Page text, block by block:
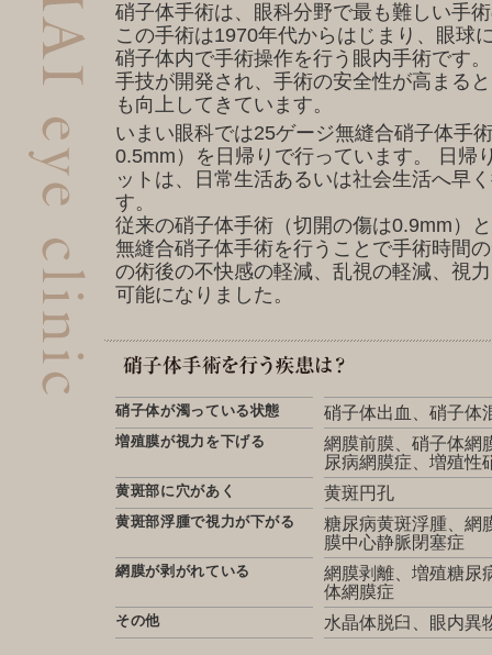
硝子体手術は、眼科分野で最も難しい手
この手術は1970年代からはじまり、眼球
硝子体内で手術操作を行う眼内手術です
手技が開発され、手術の安全性が高まる
も向上してきています。
いまい眼科では25ゲージ無縫合硝子体手
0.5mm）を日帰りで行っています。 日帰
ットは、日常生活あるいは社会生活へ早
す。
従来の硝子体手術（切開の傷は0.9mm）
無縫合硝子体手術を行うことで手術時間
の術後の不快感の軽減、乱視の軽減、視
可能になりました。
硝子体が濁っている状態 硝子体出血、硝子体
増殖膜が視力を下げる
網膜前膜、硝子体網
尿病網膜症、増殖性
黄斑部に穴があく 黄斑円孔
黄斑部浮腫で視力が下がる
糖尿病黄斑浮腫、網
膜中心静脈閉塞症
網膜が剥がれている
網膜剥離、増殖糖尿
体網膜症
その他 水晶体脱臼、眼内異